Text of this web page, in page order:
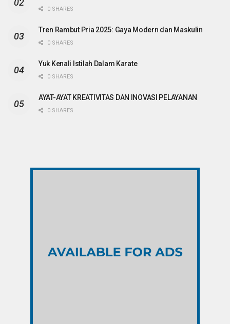
0 SHARES
Tren Rambut Pria 2025: Gaya Modern dan Maskulin
0 SHARES
Yuk Kenali Istilah Dalam Karate
0 SHARES
AYAT-AYAT KREATIVITAS DAN INOVASI PELAYANAN
0 SHARES